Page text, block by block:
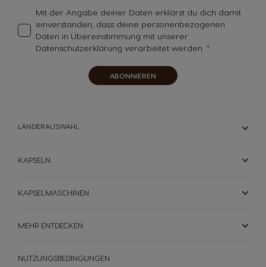
Mit der Angabe deiner Daten erklärst du dich damit
einverstanden, dass deine personenbezogenen
Daten in Übereinstimmung mit unserer
Datenschutzerklärung verarbeitet werden.
ABONNIEREN
LÄNDERAUSWAHL
KAPSELN
KAPSELMASCHINEN
MEHR ENTDECKEN
NUTZUNGSBEDINGUNGEN